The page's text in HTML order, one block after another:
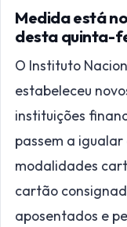
Medida está
desta quinta-
O Instituto
estabeleceu
instituições
passem a
modalidades
cartão
aposentados e